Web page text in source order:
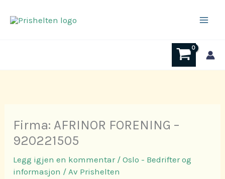
rett
Firma: AFRINOR FORENING –
920221505
Legg igjen en kommentar /Oslo - Bedrifter og
informasjon / Av Prishelten